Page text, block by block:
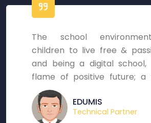
The school
children to live free &
and being a digital
flame of positive future; a
holds million aspirations,
energies and marvelous
brains.
EDUMIS
Technical Partner